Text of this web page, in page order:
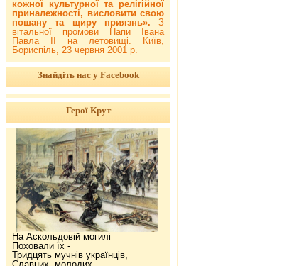
кожної культурної та релігійної
приналежності, висловити свою
пошану та щиру приязнь». З
вітальної промови Папи Івана
Павла ІІ на летовищі. Київ,
Бориспіль, 23 червня 2001 р.
Знайдіть нас у Facebook
Герої Крут
На Аскольдовій могилі
Поховали їх -
Тридцять мучнів українців,